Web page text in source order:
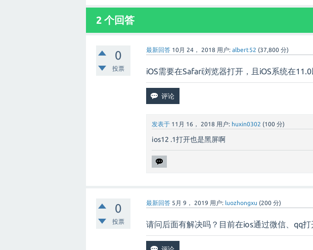
2 个回答
0
投票
最新回答 10月 24， 2018 用户: albert52 (37,800 分)
iOS需要在Safari浏览器打开，且iOS系统在11.0
发表于 11月 16， 2018 用户: huxin0302 (100 分)
ios12 .1打开也是黑屏啊
0
投票
最新回答 5月 9， 2019 用户: luozhongxu (200 分)
请问后面有解决吗？目前在ios通过微信、qq